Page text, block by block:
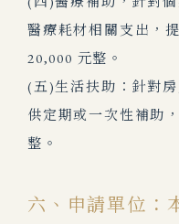
醫療耗材相關支出，
20,000 元整。
(五)生活扶助：針對
供定期或一次性補助
整。
六、申請單位：